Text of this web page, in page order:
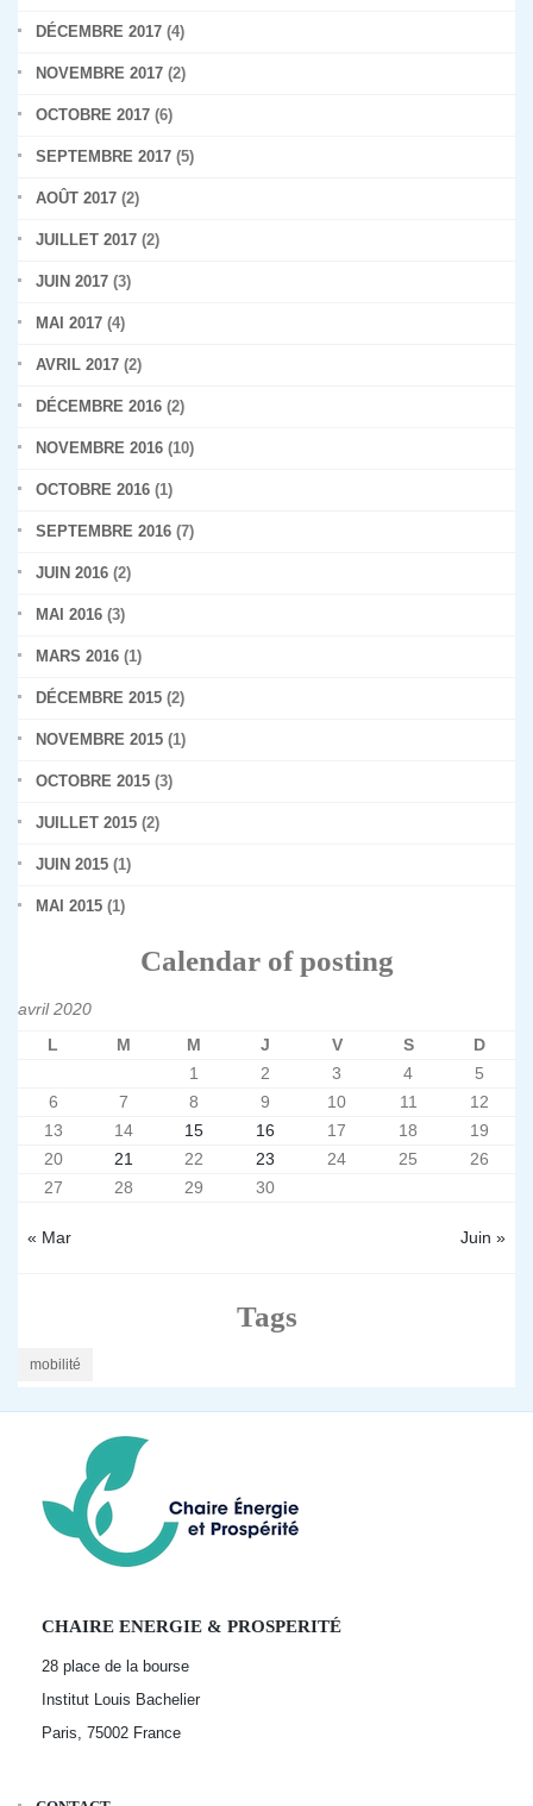
DÉCEMBRE 2017 (4)
NOVEMBRE 2017 (2)
OCTOBRE 2017 (6)
SEPTEMBRE 2017 (5)
AOÛT 2017 (2)
JUILLET 2017 (2)
JUIN 2017 (3)
MAI 2017 (4)
AVRIL 2017 (2)
DÉCEMBRE 2016 (2)
NOVEMBRE 2016 (10)
OCTOBRE 2016 (1)
SEPTEMBRE 2016 (7)
JUIN 2016 (2)
MAI 2016 (3)
MARS 2016 (1)
DÉCEMBRE 2015 (2)
NOVEMBRE 2015 (1)
OCTOBRE 2015 (3)
JUILLET 2015 (2)
JUIN 2015 (1)
MAI 2015 (1)
Calendar of posting
avril 2020
L
M M J V S D
« Mar Juin »
1 2 3 4
5
6
7 8 9 10 11
12
13
14 15 16 17 18
19
20
21 22 23 24 25
26
27
28 29 30
Tags
mobilité
CHAIRE ENERGIE & PROSPERITÉ
28 place de la bourse
Institut Louis Bachelier
Paris, 75002 France